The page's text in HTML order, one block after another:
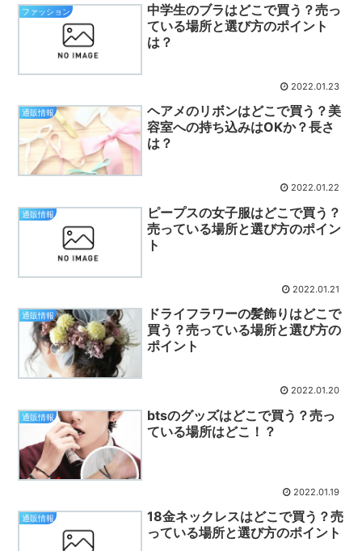
ファッション
中学生のブラはどこで買う？売っ
ている場所と選び方のポイント
は？
2022.01.23
通販情報
ヘアメのリボンはどこで買う？美
容室への持ち込みはOKか？長さ
は？
2022.01.22
通販情報
ピープスの女子服はどこで買う？
売っている場所と選び方のポイン
ト
2022.01.21
通販情報
ドライフラワーの髪飾りはどこで
買う？売っている場所と選び方の
ポイント
2022.01.20
通販情報
btsのグッズはどこで買う？売っ
ている場所はどこ！？
2022.01.19
通販情報
18金ネックレスはどこで買う？売
っている場所と選び方のポイント